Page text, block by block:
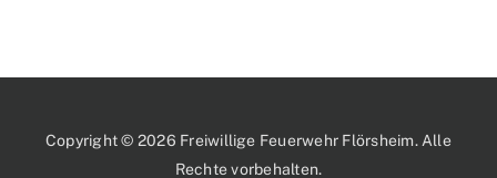
Copyright © 2026 Freiwillige Feuerwehr Flörsheim. Alle
Rechte vorbehalten.